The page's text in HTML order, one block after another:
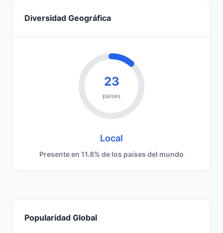
Diversidad Geográfica
23
países
Local
Presente en 11.8% de los países del mundo
Popularidad Global